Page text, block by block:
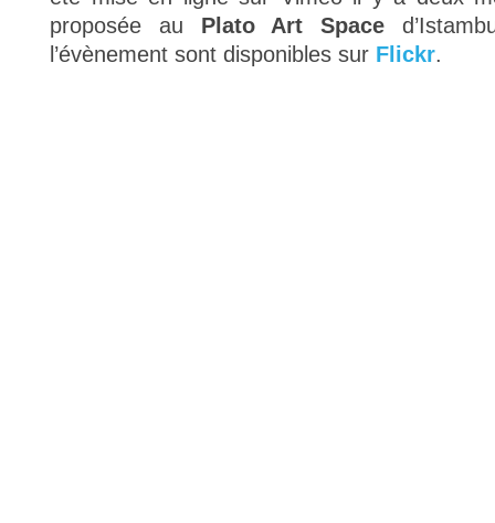
proposée au Plato Art Space
l’évènement sont disponibles sur Flickr.